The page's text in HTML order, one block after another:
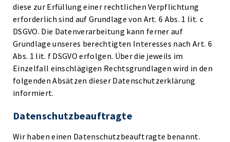
diese zur Erfüllung einer rechtlichen Verpflichtung
erforderlich sind auf Grundlage von Art. 6 Abs. 1 lit. c
DSGVO. Die Datenverarbeitung kann ferner auf
Grundlage unseres berechtigten Interesses nach Art. 6
Abs. 1 lit. f DSGVO erfolgen. Über die jeweils im
Einzelfall einschlägigen Rechtsgrundlagen wird in den
folgenden Absätzen dieser Datenschutzerklärung
informiert.
Datenschutz­beauftragte
Wir haben einen Datenschutzbeauftragte benannt.